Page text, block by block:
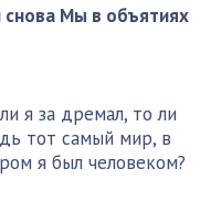
Мы в объятиях
я за дремал, то ли
тот самый мир, в
я был человеком?